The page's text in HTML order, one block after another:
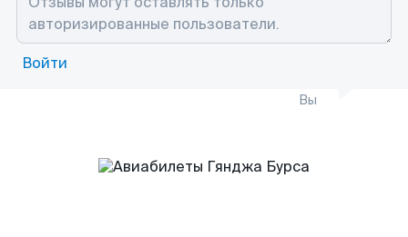
Войти
Вы